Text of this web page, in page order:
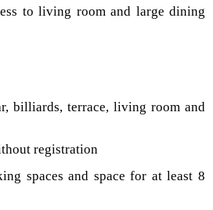
to living room and large dining
billiards, terrace, living room and
registration
spaces and space for at least 8